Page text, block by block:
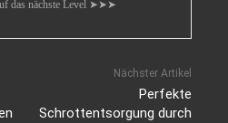
das nächste Level ➤➤➤
Nächster Artikel
Perfekte
Schrottentsorgung durch